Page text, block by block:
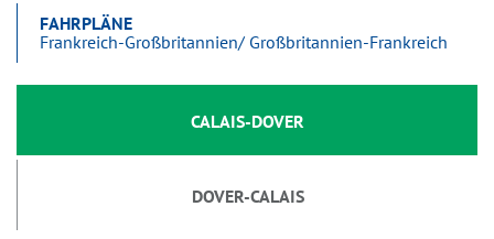
FAHRPLÄNE
Frankreich-Großbritannien/ Großbritannien-Frankreich
CALAIS-DOVER
DOVER-CALAIS